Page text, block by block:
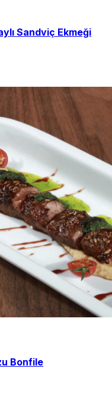
Sandviç Ekmeği
Bonfile